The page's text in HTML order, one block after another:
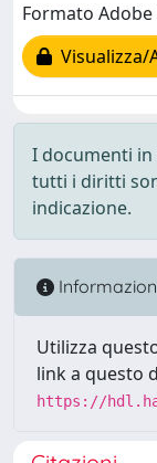
Formato Adobe
Visualizza/
I documenti
tutti i diritti
indicazione.
Utilizza
link a questo
https://